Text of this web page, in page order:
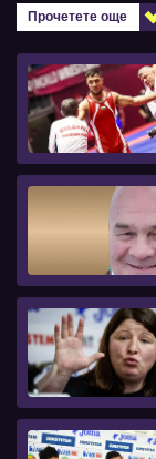
Прочетете още